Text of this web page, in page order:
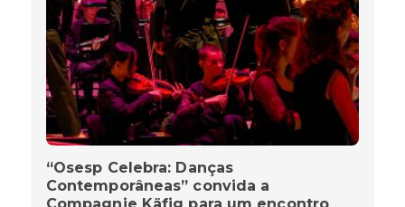
“Osesp Celebra: Danças
Contemporâneas” convida a